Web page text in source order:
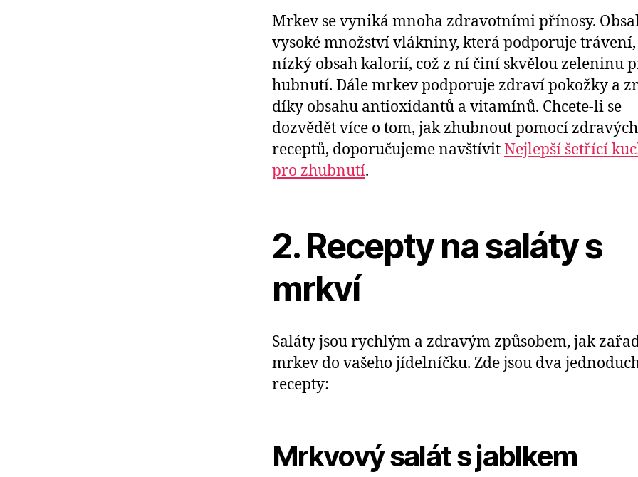
Mrkev se vyniká mnoha zdravotními přínosy.
vysoké množství vlákniny, která podporuje trávení,
nízký obsah kalorií, což z ní činí skvělou zeleninu
hubnutí. Dále mrkev podporuje zdraví pokožky a
díky obsahu antioxidantů a vitamínů. Chcete-li se
dozvědět více o tom, jak zhubnout pomocí zdravých
receptů, doporučujeme navštívitNejlepší šetřící
pro zhubnutí.
2. Recepty na saláty s
mrkví
Saláty jsou rychlým a zdravým způsobem, jak
mrkev do vašeho jídelníčku. Zde jsou dva
recepty:
Mrkvový salát s jablkem